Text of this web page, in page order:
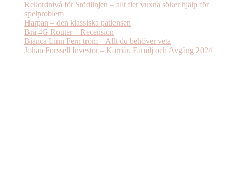
Rekordnivå för Stödlinjen – allt fler vuxna söker hjälp för
spelproblem
Harpan – den klassiska patiensen
Bra 4G Router – Recension
Bianca Linn Fern tröm – Allt du behöver veta
Johan Forssell Investor – Karriär, Familj och Avgång 2024